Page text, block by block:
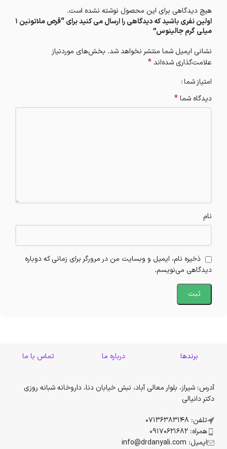
هیچ دیدگاهی برای این محصول نوشته نشده است.
اولین نفری باشید که دیدگاهی را ارسال می کنید برای “قرص ملاتونین 1
میلی گرم جالینوس”
نشانی ایمیل شما منتشر نخواهد شد. بخش‌های موردنیاز
علامت‌گذاری شده‌اند*
امتیاز شما
دیدگاه شما*
نام
ذخیره نام، ایمیل و وبسایت من در مرورگر برای زمانی که دوباره
دیدگاهی می‌نویسم.
برندها درباره ما تماس با ما
آدرس: شیراز، بلوار معالی آباد، نبش خیابان دنا، داروخانه شبانه روزی
دکتر دانیالی
تلفن: 07136383148
همراه: 09170621682
ایمیل: info@drdanyali.com